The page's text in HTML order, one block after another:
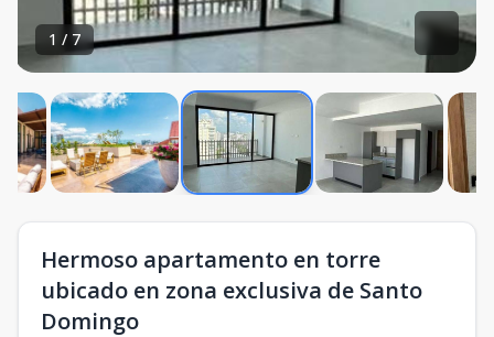
1 / 7
Hermoso apartamento en torre
ubicado en zona exclusiva de Santo
Domingo